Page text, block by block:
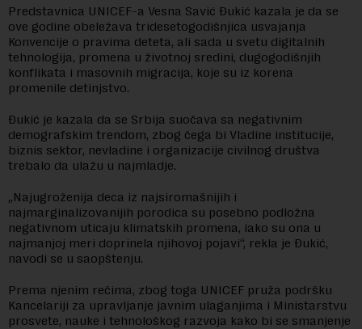
Predstavnica UNICEF-a Vesna Savić Đukić kazala je da se
ove godine obeležava tridesetogodišnjica usvajanja
Konvencije o pravima deteta, ali sada u svetu digitalnih
tehnologija, promena u životnoj sredini, dugogodišnjih
konflikata i masovnih migracija, koje su iz korena
promenile detinjstvo.
Đukić je kazala da se Srbija suočava sa negativnim
demografskim trendom, zbog čega bi Vladine institucije,
biznis sektor, nevladine i organizacije civilnog društva
trebalo da ulažu u najmladje.
„Najugroženija deca iz najsiromašnijih i
najmarginalizovanijih porodica su posebno podložna
negativnom uticaju klimatskih promena, iako su ona u
najmanjoj meri doprinela njihovoj pojavi“, rekla je Đukić,
navodi se u saopštenju.
Prema njenim rečima, zbog toga UNICEF pruža podršku
Kancelariji za upravljanje javnim ulaganjima i Ministarstvu
prosvete, nauke i tehnološkog razvoja kako bi se smanjenje